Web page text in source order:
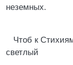
неземных.
Чтоб к
светлый